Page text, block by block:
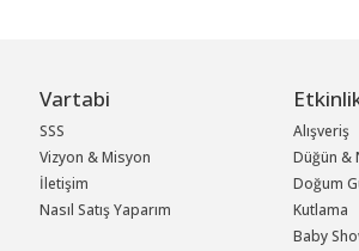
Vartabi
SSS
Vizyon & Misyon
İletişim
Nasıl Satış Yaparım
Alışveriş
Düğün &
Doğum
Kutlama
Baby